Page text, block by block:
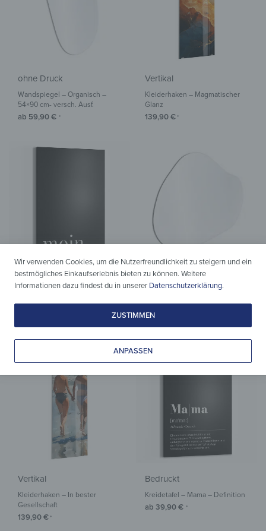
ohne Druck
Wandspiegel – Organisch –
54×90 cm- versch. Ausf.
ab 59,90€ *
Vertikal
Kleiderhaken – Magmatischer
Glanz
139,90€ *
Bedruckt ohne Druck
91×82 cm- versch. Ausf.
ab
Vertikal
Kleiderhaken – In bester
Gesellschaft
139,90€ *
Bedruckt
Kreidetafel – Mama – Definition
ab 39,90€ *
Wir verwenden Cookies, um die Nutzerfreundlichkeit zu steigern und ein
bestmögliches Einkaufserlebnis bieten zu können. Weitere
Informationen dazu findest du in unserer Datenschutzerklärung.
ZUSTIMMEN
ANPASSEN